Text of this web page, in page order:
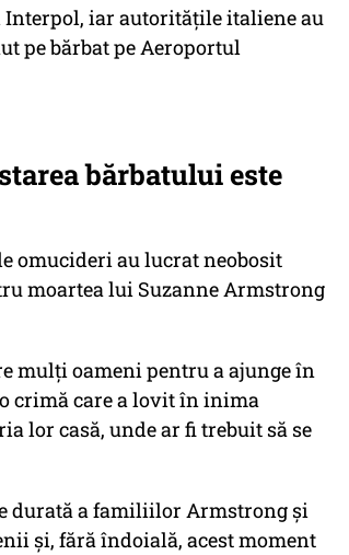
iar autoritățile italiene au
pe bărbat pe Aeroportul
bărbatului este
omucideri au lucrat neobosit
moartea lui Suzanne Armstrong
mulți oameni pentru a ajunge în
crimă care a lovit în inima
lor casă, unde ar fi trebuit să se
durată a familiilor Armstrong și
și, fără îndoială, acest moment